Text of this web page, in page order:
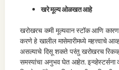
खरे मूल्य ओळखत आहे
खरोखरच कमी मूल्यवान स्टॉक आणि
करणे हे खालील मासेमारीमध्ये महत्त्वाचे
असल्याचे दिसू शकते परंतु खरोखरच
समस्यांचा अनुभव घेत आहेत. इन्व्हेस्टर्सना